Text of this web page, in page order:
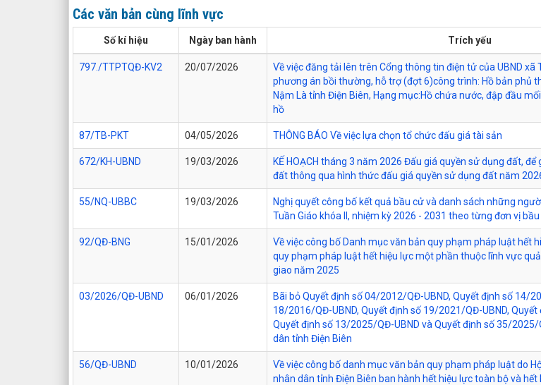
Các văn bản cùng lĩnh vực
Số kí hiệu Ngày ban hành Trích yếu
797./TTPTQĐ-KV2 20/07/2026
Về việc đăng tải lên trên Cổng thông tin điện tử của UBND xã
phương án bồi thường, hỗ trợ (đợt 6)công trình: Hồ bản phủ
Nậm Là tỉnh Điện Biên, Hạng mục:Hồ chứa nước, đập đầu
hồ
87/TB-PKT 04/05/2026 THÔNG BÁO Về việc lựa chọn tổ chức đấu giá tài sản
672/KH-UBND 19/03/2026
KẾ HOẠCH tháng 3 năm 2026 Đấu giá quyền sử dụng đất,
đất thông qua hình thức đấu giá quyền sử dụng đất năm
55/NQ-UBBC 19/03/2026
Nghị quyết công bố kết quả bầu cử và danh sách những
Tuần Giáo khóa II, nhiệm kỳ 2026 - 2031 theo từng đơn vị
92/QĐ-BNG 15/01/2026
Về việc công bố Danh mục văn bản quy phạm pháp luật hết
quy phạm pháp luật hết hiệu lực một phần thuộc lĩnh vực
giao năm 2025
03/2026/QĐ-UBND 06/01/2026
Bãi bỏ Quyết định số 04/2012/QĐ-UBND, Quyết định số 14/
18/2016/QĐ-UBND, Quyết định số 19/2021/QĐ-UBND,
Quyết định số 13/2025/QĐ-UBND và Quyết định số 35/2025/
dân tỉnh Điện Biên
56/QĐ-UBND 10/01/2026
Về việc công bố danh mục văn bản quy phạm pháp luật do
nhân dân tỉnh Điện Biên ban hành hết hiệu lực toàn bộ và